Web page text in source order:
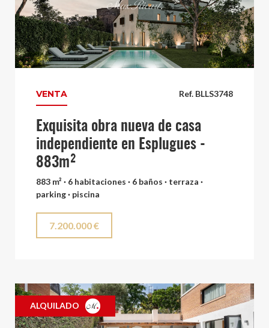
Ref. BLLS3748
VENTA
Exquisita obra nueva de casa
independiente en Esplugues -
883m²
883 m² · 6 habitaciones · 6 baños · terraza ·
parking · piscina
7.200.000 €
ALQUILADO